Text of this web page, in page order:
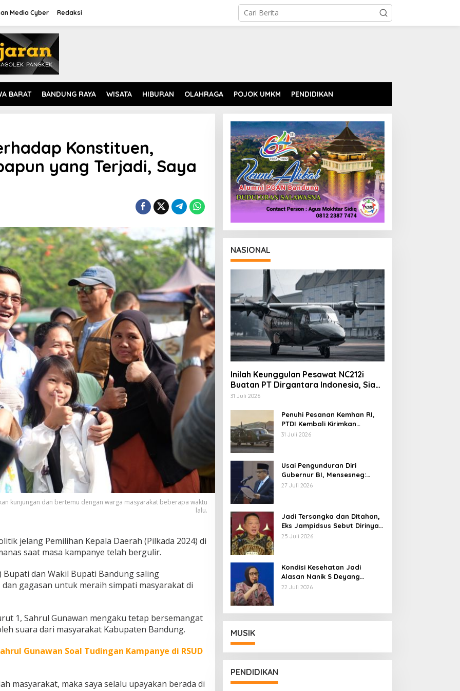
Media Cyber Redaksi
BARAT BANDUNG RAYA WISATA HIBURAN OLAHRAGA POJOK UMKM PENDIDIKAN
Konstituen,
yang Terjadi, Saya
kunjungan dan bertemu dengan warga masyarakat beberapa waktu
lalu.
jelang Pemilihan Kepala Daerah (Pilkada 2024) di
saat masa kampanye telah bergulir.
Bupati dan Wakil Bupati Bandung saling
gagasan untuk meraih simpati masyarakat di
1, Sahrul Gunawan mengaku tetap bersemangat
suara dari masyarakat Kabupaten Bandung.
Gunawan Soal Tudingan Kampanye di RSUD
masyarakat, maka saya selalu upayakan berada di
NASIONAL
Inilah Keunggulan Pesawat NC212i
Buatan PT Dirgantara Indonesia, Siap
Dukung Berbagai Operasi TNI
31 Juli 2026
Penuhi Pesanan Kemhan RI,
PTDI Kembali Kirimkan
Pesawat NC212i ke Pangkalan
31 Juli 2026
Usai Pengunduran Diri
Gubernur BI, Mensesneg:
Segera Terbit Keppres
27 Juli 2026
Jadi Tersangka dan Ditahan,
Eks Jampidsus Sebut Dirinya
Korban Kriminalisasi
25 Juli 2026
Kondisi Kesehatan Jadi
Alasan Nanik S Deyang
Mundur dari BGN, Prabowo
22 Juli 2026
MUSIK
PENDIDIKAN